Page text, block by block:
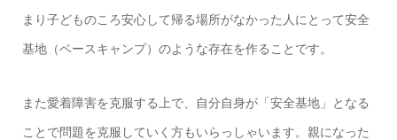
まり子どものころ安心して帰る場所がなかった人にとって安全
基地（ベースキャンプ）のような存在を作ることです。
また愛着障害を克服する上で、自分自身が「安全基地」となる
ことで問題を克服していく方もいらっしゃいます。親になった